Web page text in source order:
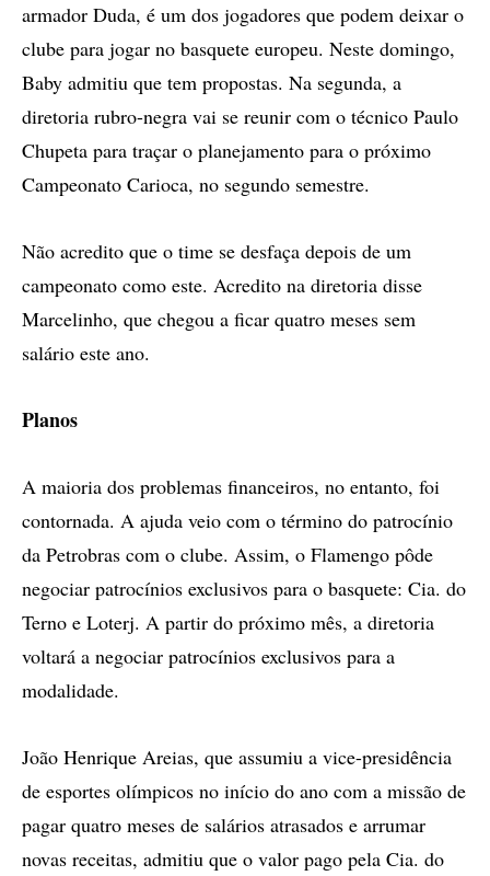
armador Duda, é um dos jogadores que podem deixar o
clube para jogar no basquete europeu. Neste domingo,
Baby admitiu que tem propostas. Na segunda, a
diretoria rubro-negra vai se reunir com o técnico Paulo
Chupeta para traçar o planejamento para o próximo
Campeonato Carioca, no segundo semestre.
Não acredito que o time se desfaça depois de um
campeonato como este. Acredito na diretoria disse
Marcelinho, que chegou a ficar quatro meses sem
salário este ano.
Planos
A maioria dos problemas financeiros, no entanto, foi
contornada. A ajuda veio com o término do patrocínio
da Petrobras com o clube. Assim, o Flamengo pôde
negociar patrocínios exclusivos para o basquete: Cia. do
Terno e Loterj. A partir do próximo mês, a diretoria
voltará a negociar patrocínios exclusivos para a
modalidade.
João Henrique Areias, que assumiu a vice-presidência
de esportes olímpicos no início do ano com a missão de
pagar quatro meses de salários atrasados e arrumar
novas receitas, admitiu que o valor pago pela Cia. do